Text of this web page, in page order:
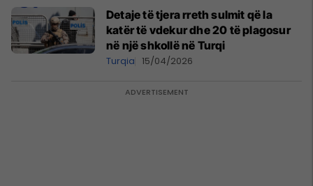
Detaje të tjera rreth sulmit që la
katër të vdekur dhe 20 të plagosur
në një shkollë në Turqi
Turqia 15/04/2026